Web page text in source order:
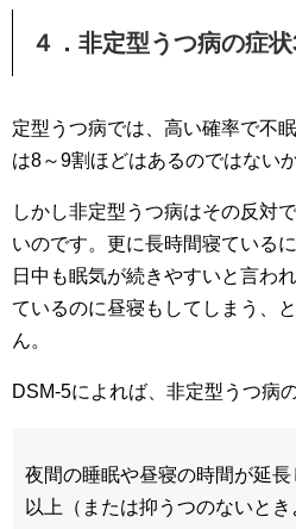
４．非定型うつ病の症
定型うつ病では、高い確率で不
は8～9割ほどはあるのではない
しかし非定型うつ病はその反対
いのです。更に長時間寝ている
日中も眠気が続きやすいと言わ
ているのに昼寝もしてしまう、
ん。
DSM-5によれば、非定型うつ病
夜間の睡眠や昼寝の時間が延
以上（または抑うつのないとき